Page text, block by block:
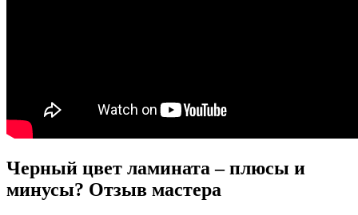
Черный цвет ламината – плюсы и
минусы? Отзыв мастера